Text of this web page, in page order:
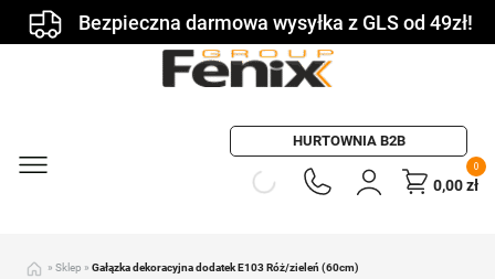
Bezpieczna darmowa wysyłka z GLS od 49zł!
HURTOWNIA B2B
0
0,00zł
» Sklep » Gałązka dekoracyjna dodatek E103 Róż/zieleń (60cm)